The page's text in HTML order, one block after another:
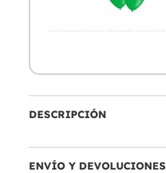
DESCRIPCIÓN
ENVÍO Y DEVOLUCIONES